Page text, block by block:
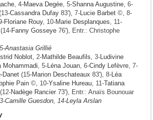
, 4-Maeva Degée, 5-Shanna Augustine, 6-
Cassandra Dufay 83'), 7-Lucie Barbet ©, 8-
Floriane Rouy, 10-Marie Desplanques, 11-
(14-Fanny Gosseye 76'), Entr.: Christophe
Anastasia Grillié
Noblot, 2-Mathilde Beaufils, 3-Ludivine
Mohammadi, 5-Léna Jouan, 6-Cindy Lefèvre, 7-
Danet (15-Marion Deschateaux 83'), 8-Léa
Pain ©, 10-Ysaline Hureau, 11-Tatiana
(12-Nadège Rancier 73'), Entr.: Anaïs Bounouar
Camille Guesdon, 14-Leyla Arslan